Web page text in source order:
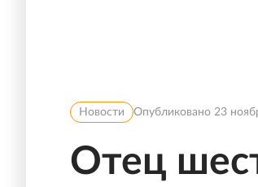
Новости Опубликовано 23
Отец